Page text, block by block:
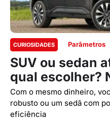
CURIOSIDADES Parâmetros
SUV ou sedan
qual escolher?
Com o mesmo dinheiro,
robusto ou um sedã com
eficiência